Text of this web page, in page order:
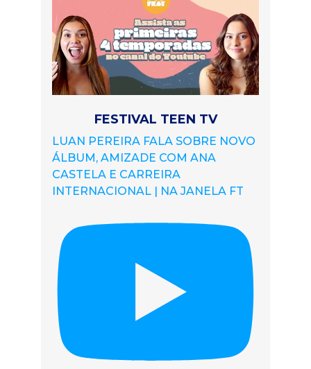
FESTIVAL TEEN TV
LUAN PEREIRA FALA SOBRE NOVO
ÁLBUM, AMIZADE COM ANA
CASTELA E CARREIRA
INTERNACIONAL | NA JANELA FT